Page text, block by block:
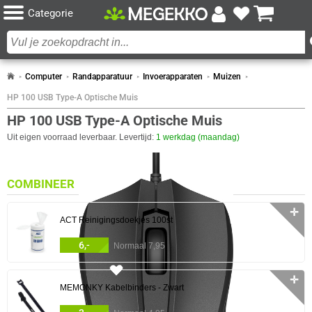
Categorie
Computer Randapparatuur Invoerapparaten Muizen
HP 100 USB Type-A Optische Muis
HP 100 USB Type-A Optische Muis
Uit eigen voorraad leverbaar. Levertijd: 1 werkdag (maandag)
4x
COMBINEER
ACT Reinigingsdoekjes 100st
6,- Normaal 7,95
✛
MEMONKY Kabelbinders - Zwart
✛